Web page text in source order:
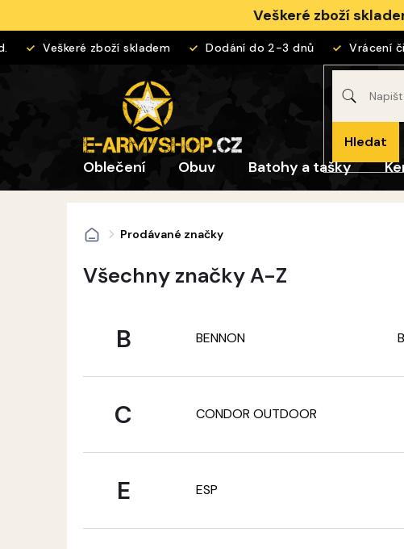
obsah
Veškeré zboží
Veškeré zboží skladem Dodání do 2-3 dnů Vrácení či
Hledat
Oblečení Obuv Batohy a tašky
DomůProdávané značky
Všechny značky A-Z
B BENNON
C CONDOR OUTDOOR
E ESP